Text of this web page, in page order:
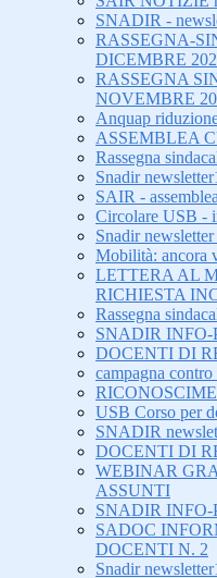
SNADIR -
RASSEGNA-
DICEMBRE
RASSEGNA
NOVEMBRE
Anquap
ASSEMBLEA
Rassegna
Snadir
SAIR - assemblea
Circolare USB -
Snadir
Mobilità: ancora
LETTERA AL
RICHIESTA
Rassegna
SNADIR INFO-
DOCENTI DI
campagna
USB Corso per
SNADIR
DOCENTI DI
WEBINAR
ASSUNTI
SNADIR INFO-
SADOC
DOCENTI N. 2
Snadir